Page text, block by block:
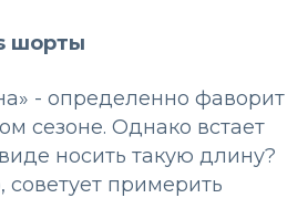
шорты
- определенно фаворит
сезоне. Однако встает
носить такую длину?
примерить